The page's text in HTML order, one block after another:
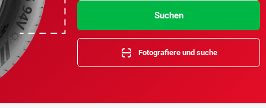
Suchen
Fotografiere und suche